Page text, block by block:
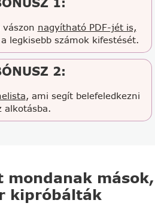
nagyítható PDF-jét is,
legkisebb számok kifestését.
2:
, ami segít belefeledkezni
alkotásba.
mondanak mások,
kipróbálták